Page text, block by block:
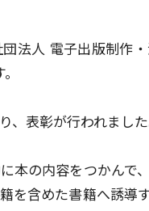
団法人 電子出版制作
、表彰が行われました
本の内容をつかんで
を含めた書籍へ誘導